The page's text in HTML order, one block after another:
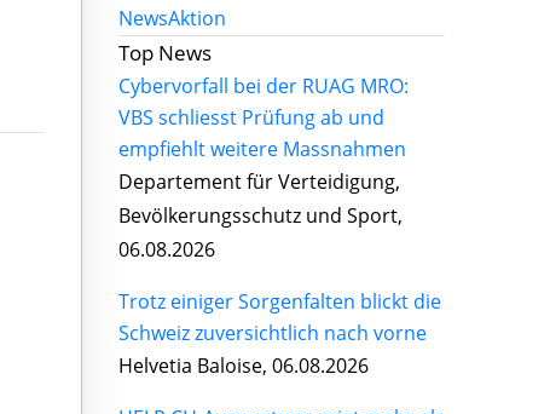
NewsAktion
Top News
Cybervorfall bei der RUAG MRO:
VBS schliesst Prüfung ab und
empfiehlt weitere Massnahmen
Departement für Verteidigung,
Bevölkerungsschutz und Sport,
06.08.2026
Trotz einiger Sorgenfalten blickt die
Schweiz zuversichtlich nach vorne
Helvetia Baloise, 06.08.2026